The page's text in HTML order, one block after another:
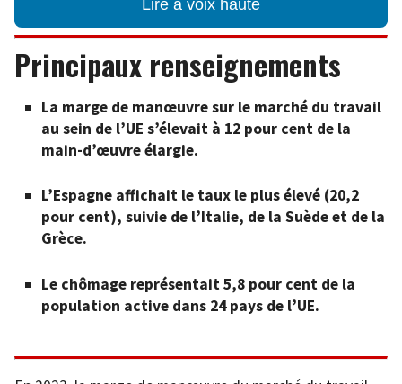
Lire à voix haute
Principaux renseignements
La marge de manœuvre sur le marché du travail
au sein de l’UE s’élevait à 12 pour cent de la
main-d’œuvre élargie.
L’Espagne affichait le taux le plus élevé (20,2
pour cent), suivie de l’Italie, de la Suède et de la
Grèce.
Le chômage représentait 5,8 pour cent de la
population active dans 24 pays de l’UE.